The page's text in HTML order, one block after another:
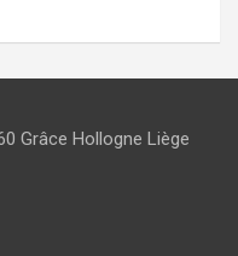
Grâce Hollogne Liège